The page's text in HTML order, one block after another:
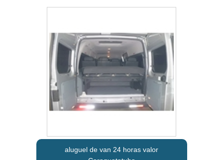
aluguel de van 24 horas valor